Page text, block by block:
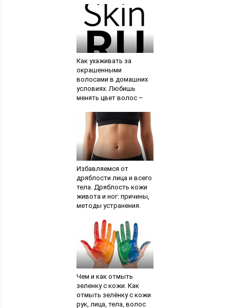
шлифовка края ногтя
Как ухаживать за
окрашенными
волосами в домашних
условиях. Любишь
менять цвет волос –
Уход за окрашенными
волосами в домашних
условиях. Уход за
кожей головы после
окрашивания волос
Избавляемся от
дряблости лица и всего
тела. Дряблость кожи
живота и ног: причины,
методы устранения.
избавиться от
дряблости кожи
живота и ног после
родов, похудения, при
возрастных изменениях
Чем и как отмыть
зеленку с кожи. Как
отмыть зелёнку с кожи
рук, лица, тела, волос